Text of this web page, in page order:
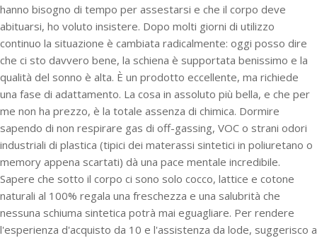
hanno bisogno di tempo per assestarsi e che il corpo deve
abituarsi, ho voluto insistere. Dopo molti giorni di utilizzo
continuo la situazione è cambiata radicalmente: oggi posso dire
che ci sto davvero bene, la schiena è supportata benissimo e la
qualità del sonno è alta. È un prodotto eccellente, ma richiede
una fase di adattamento. La cosa in assoluto più bella, e che per
me non ha prezzo, è la totale assenza di chimica. Dormire
sapendo di non respirare gas di off-gassing, VOC o strani odori
industriali di plastica (tipici dei materassi sintetici in poliuretano o
memory appena scartati) dà una pace mentale incredibile.
Sapere che sotto il corpo ci sono solo cocco, lattice e cotone
naturali al 100% regala una freschezza e una salubrità che
nessuna schiuma sintetica potrà mai eguagliare. Per rendere
l'esperienza d'acquisto da 10 e l'assistenza da lode, suggerisco a